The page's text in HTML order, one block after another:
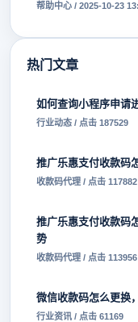
帮助中心 / 2025-10-23
热门文章
如何查询小程序申请
行业动态 / 点击 187529
推广乐惠支付收款码
收款码代理 / 点击 117882
推广乐惠支付收款码
势
收款码代理 / 点击 113956
微信收款码怎么更换
行业资讯 / 点击 61169